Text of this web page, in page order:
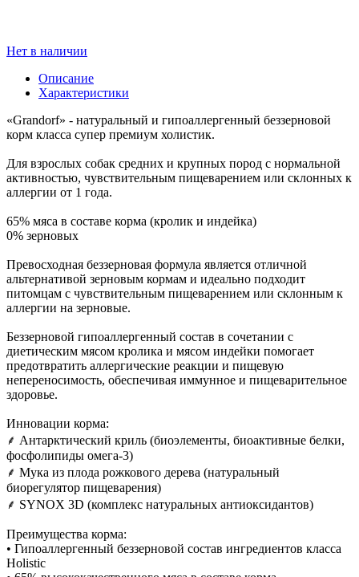
Нет в наличии
Описание
Характеристики
«Grandorf» - натуральный и гипоаллергенный беззерновой
корм класса супер премиум холистик.
Для взрослых собак средних и крупных пород с нормальной
активностью, чувствительным пищеварением или склонных к
аллергии от 1 года.
65% мяса в составе корма (кролик и индейка)
0% зерновых
Превосходная беззерновая формула является отличной
альтернативой зерновым кормам и идеально подходит
питомцам с чувствительным пищеварением или склонным к
аллергии на зерновые.
Беззерновой гипоаллергенный состав в сочетании с
диетическим мясом кролика и мясом индейки помогает
предотвратить аллергические реакции и пищевую
непереносимость, обеспечивая иммунное и пищеварительное
здоровье.
Инновации корма:
⸙ Антарктический криль (биоэлементы, биоактивные белки,
фосфолипиды омега-3)
⸙ Мука из плода рожкового дерева (натуральный
биорегулятор пищеварения)
⸙ SYNOX 3D (комплекс натуральных антиоксидантов)
Преимущества корма:
• Гипоаллергенный беззерновой состав ингредиентов класса
Holistic